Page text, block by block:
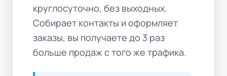
круглосуточно, без выходных.
Собирает контакты и оформляет
заказы, вы получаете до 3 раз
больше продаж с того же трафика.